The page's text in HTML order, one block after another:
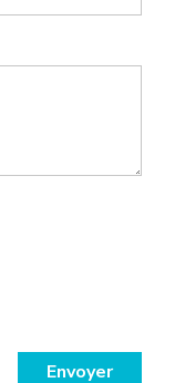
Envoyer